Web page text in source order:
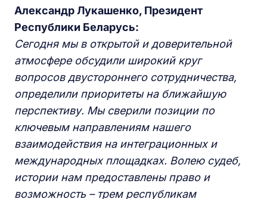
Александр Лукашенко, Президент
Республики Беларусь:
Сегодня мы в открытой и доверительной
атмосфере обсудили широкий круг
вопросов двустороннего сотрудничества,
определили приоритеты на ближайшую
перспективу. Мы сверили позиции по
ключевым направлениям нашего
взаимодействия на интеграционных и
международных площадках. Волею судеб,
истории нам предоставлены право и
возможность – трем республикам